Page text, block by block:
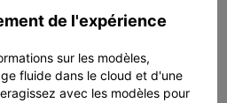
de l'expérience
sur les modèles,
fluide dans le cloud et d'une
avec les modèles pour